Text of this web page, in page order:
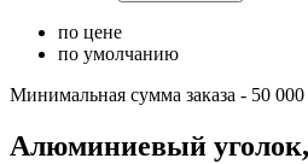
по цене
по умолчанию
Минимальная сумма заказа - 50 000
Алюминиевый уголок,